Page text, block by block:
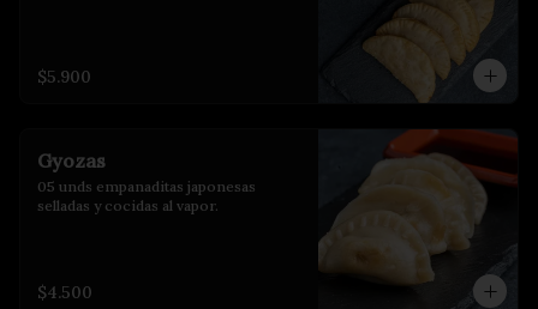
$5.900
Gyozas
05 unds empanaditas japonesas
selladas y cocidas al vapor.
$4.500